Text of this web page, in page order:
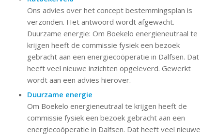
Ons advies over het concept bestemmingsplan is
verzonden. Het antwoord wordt afgewacht.
Duurzame energie: Om Boekelo energieneutraal te
krijgen heeft de commissie fysiek een bezoek
gebracht aan een energiecoöperatie in Dalfsen. Dat
heeft veel nieuwe inzichten opgeleverd. Gewerkt
wordt aan een advies hierover.
Duurzame energie
Om Boekelo energieneutraal te krijgen heeft de
commissie fysiek een bezoek gebracht aan een
energiecoöperatie in Dalfsen. Dat heeft veel nieuwe